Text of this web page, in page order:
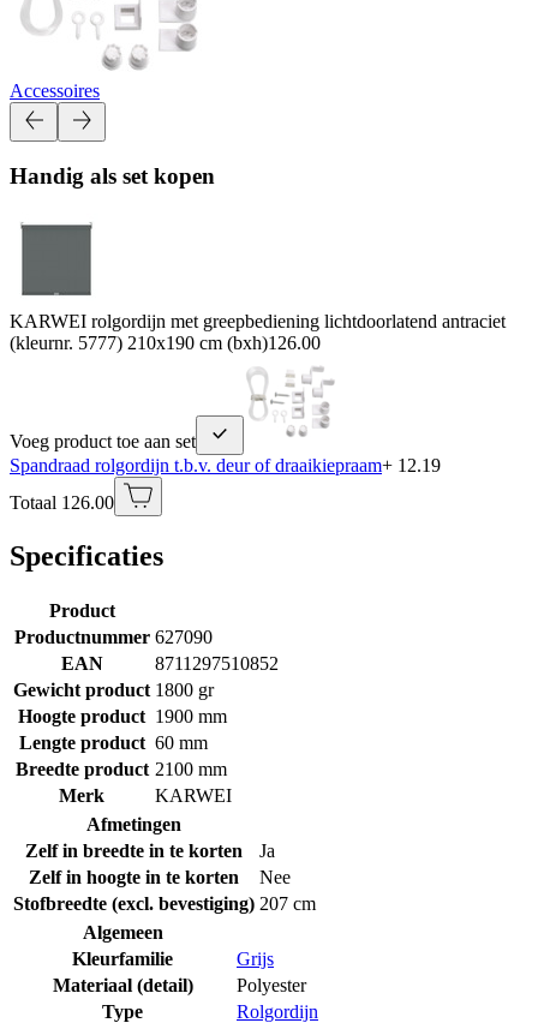
Accessoires
Handig als set kopen
KARWEI rolgordijn met greepbediening lichtdoorlatend antraciet
(kleurnr. 5777) 210x190 cm (bxh)126.00
Voeg product toe aan set
Spandraad rolgordijn t.b.v. deur of draaikiepraam+ 12.19
Totaal 126.00
Specificaties
Product
Productnummer 627090
EAN
8711297510852
Gewicht product 1800 gr
Hoogte product 1900 mm
Lengte product 60 mm
Breedte product 2100 mm
Merk
KARWEI
Afmetingen
Zelf in breedte in te korten
Ja
Zelf in hoogte in te korten
Nee
Stofbreedte (excl. bevestiging) 207 cm
Algemeen
Kleurfamilie
Grijs
Materiaal (detail)
Polyester
Type
Rolgordijn